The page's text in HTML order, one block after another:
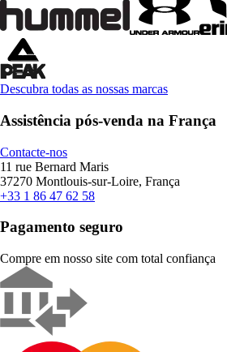
Descubra todas as nossas marcas
Assistência pós-venda na França
Contacte-nos
11 rue Bernard Maris
37270 Montlouis-sur-Loire, França
+33 1 86 47 62 58
Pagamento seguro
Compre em nosso site com total confiança